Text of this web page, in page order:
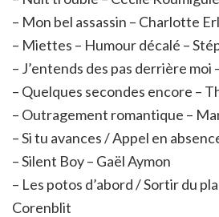
– Mon bel assassin – Charlotte
– Miettes – Humour décalé –
– J’entends des pas derrière moi
– Quelques secondes encore –
– Outragement romantique –
– Si tu avances / Appel en
– Silent Boy – Gaël Aymon
– Les potos d’abord / Sortir du
Corenblit